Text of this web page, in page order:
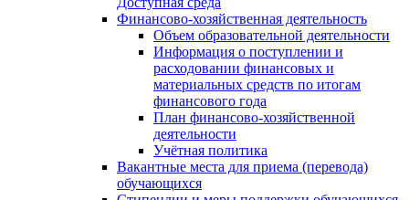
Финансово-хозяйственная деятельность
Объем образовательной деятельности
Информация о поступлении и
расходовании финансовых и
материальных средств по итогам
финансового года
План финансово-хозяйственной
деятельности
Учётная политика
Вакантные места для приема (перевода)
обучающихся